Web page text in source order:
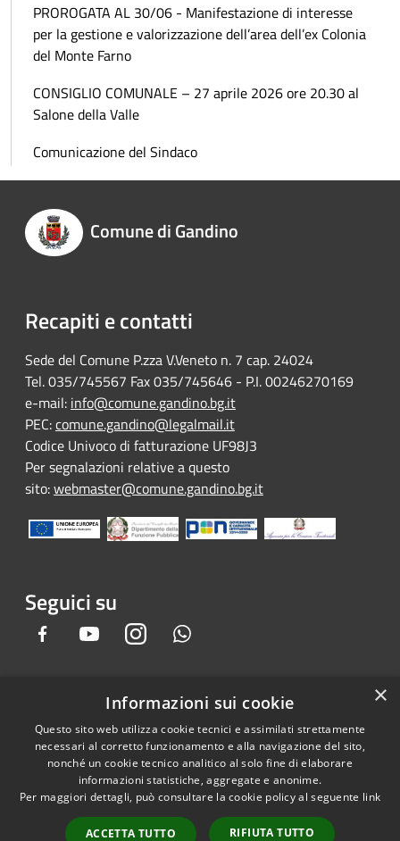
PROROGATA AL 30/06 - Manifestazione di interesse
per la gestione e valorizzazione dell’area dell’ex Colonia
del Monte Farno
CONSIGLIO COMUNALE – 27 aprile 2026 ore 20.30 al
Salone della Valle
Comunicazione del Sindaco
Comune di Gandino
Recapiti e contatti
Sede del Comune P.zza V.Veneto n. 7 cap. 24024
Tel. 035/745567 Fax 035/745646 - P.I. 00246270169
e-mail: info@comune.gandino.bg.it
PEC:comune.gandino@legalmail.it
Codice Univoco di fatturazione UF98J3
Per segnalazioni relative a questo
sito:webmaster@comune.gandino.bg.it
Seguici su
Facebook YoutubeInstagram
Accessibilità
Privacy
Mappa del sito
Gandino • Powered by
Municipium•Accesso
redazione
×
Informazioni sui cookie
Questo sito web utilizza cookie tecnici e assimilati strettamente
necessari al corretto funzionamento e alla navigazione del sito,
nonché un cookie tecnico analitico al solo fine di elaborare
informazioni statistiche, aggregate e anonime.
Per maggiori dettagli, può consultare la cookie policy al seguente link
ACCETTA TUTTO RIFIUTA TUTTO